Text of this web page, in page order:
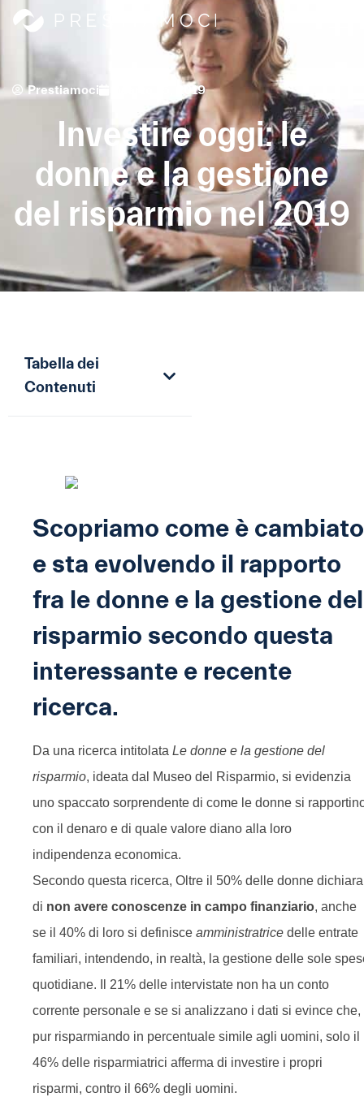
Prestiamoci Marzo 15, 2019
Investire oggi: le
donne e la gestione
del risparmio nel 2019
Tabella dei
Contenuti
Scopriamo come è cambiato
e sta evolvendo il rapporto
fra le donne e la gestione del
risparmio secondo questa
interessante e recente
ricerca.
Da una ricerca intitolata Le donne e la gestione del
risparmio, ideata dal Museo del Risparmio, si evidenzia
uno spaccato sorprendente di come le donne si
con il denaro e di quale valore diano alla loro
indipendenza economica.
Secondo questa ricerca, Oltre il 50% delle donne dichiara
di non avere conoscenze in campo finanziario, anche
se il 40% di loro si definisce amministratrice delle entrate
familiari, intendendo, in realtà, la gestione delle sole
quotidiane. Il 21% delle intervistate non ha un conto
corrente personale e se si analizzano i dati si evince che,
pur risparmiando in percentuale simile agli uomini, solo il
46% delle risparmiatrici afferma di investire i propri
risparmi, contro il 66% degli uomini.